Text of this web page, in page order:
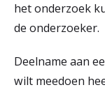
het onderzoek
de onderzoeker.
Deelname aan
wilt meedoen